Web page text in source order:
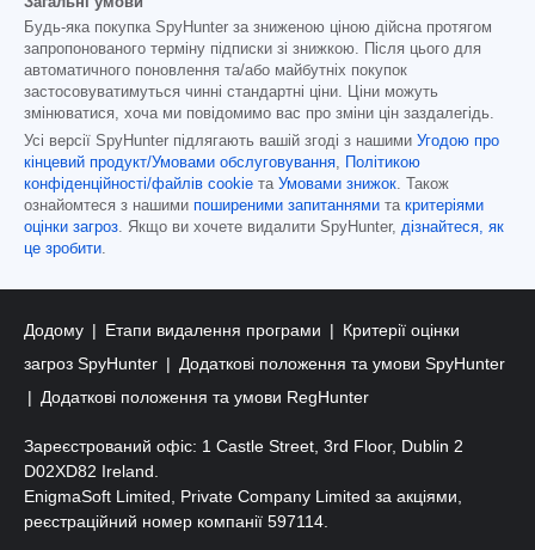
Будь-яка покупка SpyHunter за зниженою ціною дійсна протягом
запропонованого терміну підписки зі знижкою. Після цього для
автоматичного поновлення та/або майбутніх покупок
застосовуватимуться чинні стандартні ціни. Ціни можуть
змінюватися, хоча ми повідомимо вас про зміни цін заздалегідь.
Усі версії SpyHunter підлягають вашій згоді з нашими Угодою про
кінцевий продукт/Умовами обслуговування,
Політикою
конфіденційності/файлів cookie та Умовами знижок. Також
ознайомтеся з нашими поширеними запитаннями та критеріями
оцінки загроз. Якщо ви хочете видалити SpyHunter, дізнайтеся, як
це зробити.
Додому Етапи видалення програми
Критерії оцінки
загроз SpyHunter
Додаткові положення та умови SpyHunter
Додаткові положення та умови RegHunter
Зареєстрований офіс: 1 Castle Street, 3rd Floor, Dublin 2
D02XD82 Ireland.
EnigmaSoft Limited, Private Company Limited за акціями,
реєстраційний номер компанії 597114.